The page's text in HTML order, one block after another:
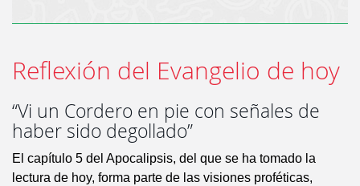
Reflexión del Evangelio de hoy
“Vi un Cordero en pie con señales de
haber sido degollado”
El capítulo 5 del Apocalipsis, del que se ha tomado la
lectura de hoy, forma parte de las visiones proféticas,